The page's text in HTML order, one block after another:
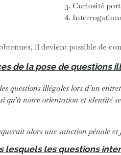
Curiosité
il devient possible de
de la pose de questions
questions illégales lors d’un
notre orientation et identité
alors une sanction pénale
lesquels les questions